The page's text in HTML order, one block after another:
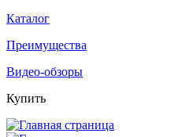
Каталог
Преимущества
Видео-обзоры
Купить